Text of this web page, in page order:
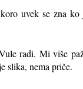
uvek se zna
radi. Mi više
slika, nema priče.